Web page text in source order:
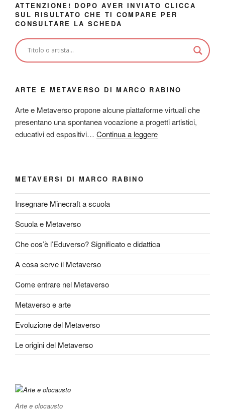
ATTENZIONE! DOPO AVER INVIATO CLICCA
SUL RISULTATO CHE TI COMPARE PER
CONSULTARE LA SCHEDA
ARTE E METAVERSO DI MARCO RABINO
Arte e Metaverso propone alcune piattaforme virtuali che
presentano una spontanea vocazione a progetti artistici,
educativi ed espositivi… Continua a leggere
METAVERSI DI MARCO RABINO
Insegnare Minecraft a scuola
Scuola e Metaverso
Che cos’è l’Eduverso? Significato e didattica
A cosa serve il Metaverso
Come entrare nel Metaverso
Metaverso e arte
Evoluzione del Metaverso
Le origini del Metaverso
Arte e olocausto